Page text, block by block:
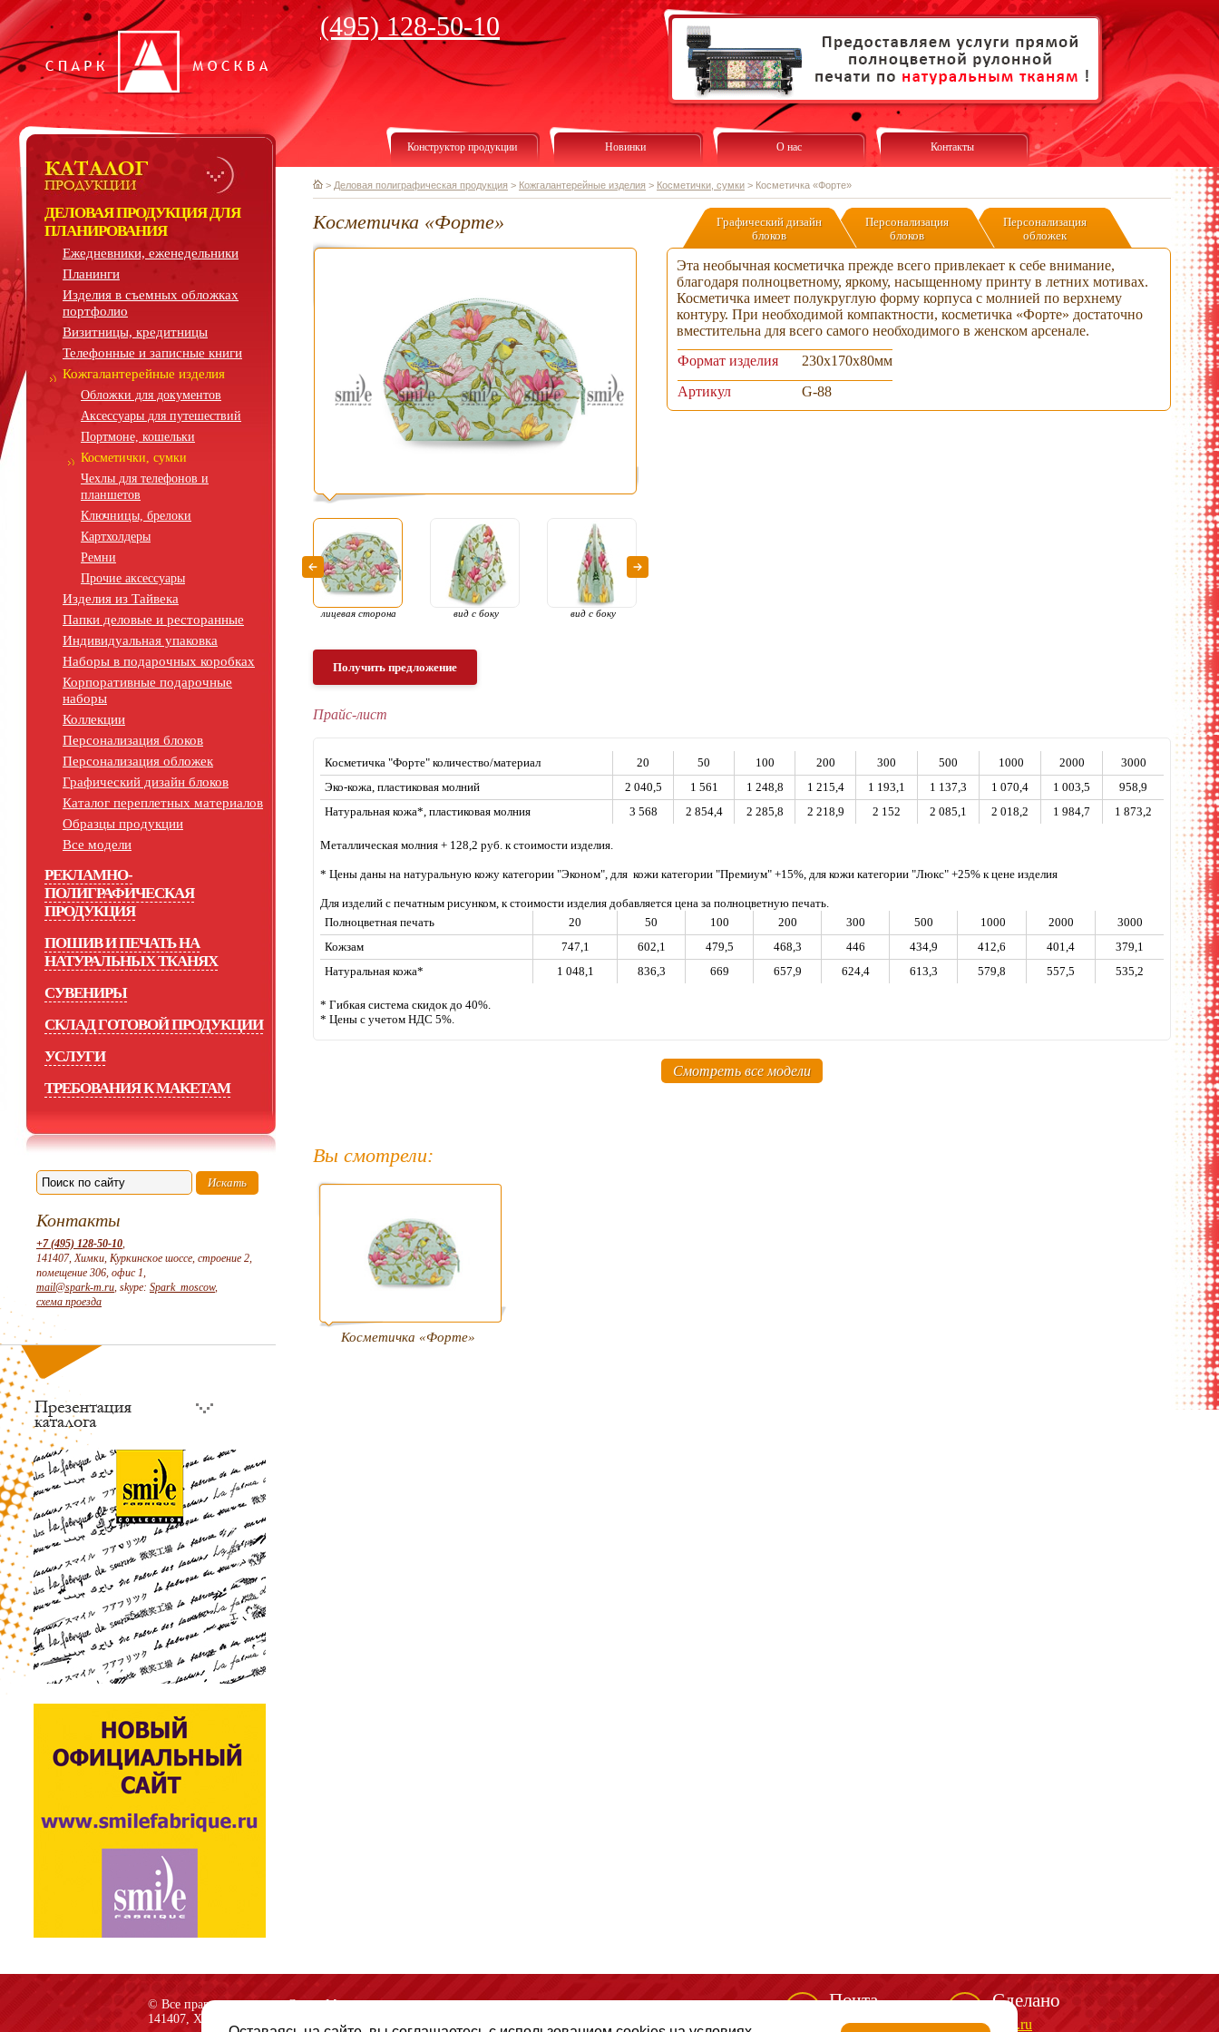
(495) 128-50-10
ДЕЛОВАЯ ПРОДУКЦИЯ ДЛЯ
ПЛАНИРОВАНИЯ
Ежедневники, еженедельники
Планинги
Изделия в съемных обложках
портфолио
Визитницы, кредитницы
Телефонные и записные книги
Кожгалантерейные изделия
Обложки для документов
Аксессуары для путешествий
Портмоне, кошельки
Косметички, сумки
Чехлы для телефонов и
планшетов
Ключницы, брелоки
Картхолдеры
Ремни
Прочие аксессуары
Изделия из Тайвека
Папки деловые и ресторанные
Индивидуальная упаковка
Наборы в подарочных коробках
Корпоративные подарочные
наборы
Коллекции
Персонализация блоков
Персонализация обложек
Графический дизайн блоков
Каталог переплетных материалов
Образцы продукции
Все модели
РЕКЛАМНО-
ПОЛИГРАФИЧЕСКАЯ
ПРОДУКЦИЯ
ПОШИВ И ПЕЧАТЬ НА
НАТУРАЛЬНЫХ ТКАНЯХ
СУВЕНИРЫ
СКЛАД ГОТОВОЙ ПРОДУКЦИИ
УСЛУГИ
ТРЕБОВАНИЯ К МАКЕТАМ
Контакты
+7 (495) 128-50-10,
141407, Химки, Куркинское шоссе, строение 2,
помещение 306, офис 1,
mail@spark-m.ru, skype: Spark_moscow,
схема проезда
Конструктор продукции Новинки О нас Контакты
> Деловая полиграфическая продукция > Кожгалантерейные изделия > Косметички, сумки > Косметичка «Форте»
Косметичка «Форте»
лицевая сторона вид с боку вид с боку
Получить предложение
Графический дизайн
блоков
Персонализация
блоков
Персонализация
обложек
Эта необычная косметичка прежде всего привлекает к себе внимание,
благодаря полноцветному, яркому, насыщенному принту в летних мотивах.
Косметичка имеет полукруглую форму корпуса с молнией по верхнему
контуру. При необходимой компактности, косметичка «Форте» достаточно
вместительна для всего самого необходимого в женском арсенале.
Формат изделия
230х170х80мм
Артикул
G-88
Прайс-лист
Косметичка "Форте" количество/материал 20 50 100 200 300 500 1000 2000
3000
Эко-кожа, пластиковая молний
2 040,5 1 561 1 248,8 1 215,4 1 193,1 1 137,3 1 070,4 1 003,5
958,9
Натуральная кожа*, пластиковая молния
3 568 2 854,4 2 285,8 2 218,9 2 152 2 085,1 2 018,2 1 984,7 1 873,2
Металлическая молния + 128,2 руб. к стоимости изделия.
* Цены даны на натуральную кожу категории "Эконом", для кожи категории "Премиум" +15%, для кожи категории "Люкс" +25% к цене изделия
Для изделий с печатным рисунком, к стоимости изделия добавляется цена за полноцветную печать.
Полноцветная печать
20 50 100 200 300 500 1000 2000
3000
Кожзам
747,1 602,1 479,5 468,3 446 434,9 412,6 401,4
379,1
Натуральная кожа*
1 048,1 836,3 669 657,9 624,4 613,3 579,8 557,5 535,2
* Гибкая система скидок до 40%.
* Цены с учетом НДС 5%.
Смотреть все модели
Вы смотрели:
Косметичка «Форте»
© Все права защищены «Спарк-M»
141407, Химки, Куркинское шоссе, строение 2, помещение 306, офис 1
Почта
mail@spark-m.ru
Сделано
biga.ru